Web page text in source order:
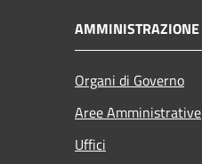
AMMINISTRAZIONE
Organi di Governo
Aree Amministrative
Uffici